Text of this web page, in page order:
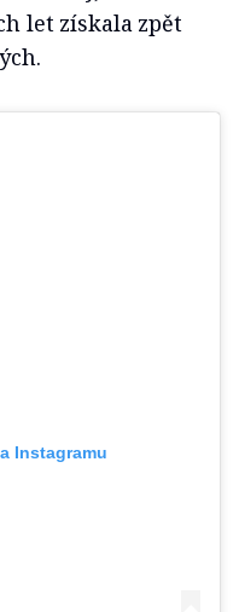
let získala zpět
Instagramu